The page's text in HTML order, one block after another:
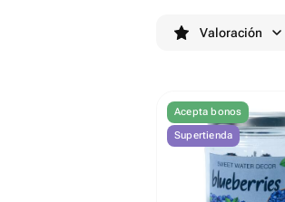
Valoración
Acepta bonos
Supertienda